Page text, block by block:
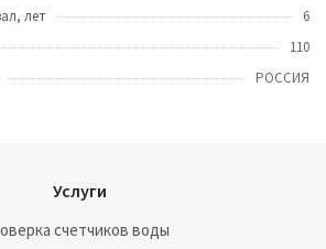
лет
6
110
РОССИЯ
Услуги
счетчиков воды